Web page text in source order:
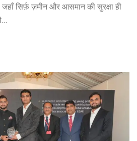
सिर्फ़ ज़मीन और आसमान की सुरक्षा ही